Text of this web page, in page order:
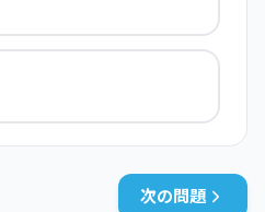
次の問題